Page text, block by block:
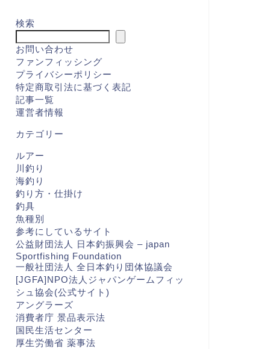
検索
お問い合わせ
ファンフィッシング
プライバシーポリシー
特定商取引法に基づく表記
記事一覧
運営者情報
カテゴリー
ルアー
川釣り
海釣り
釣り方・仕掛け
釣具
魚種別
参考にしているサイト
公益財団法人 日本釣振興会 – japan
Sportfishing Foundation
一般社団法人 全日本釣り団体協議会
[JGFA]NPO法人ジャパンゲームフィッ
シュ協会(公式サイト)
アングラーズ
消費者庁 景品表示法
国民生活センター
厚生労働省 薬事法